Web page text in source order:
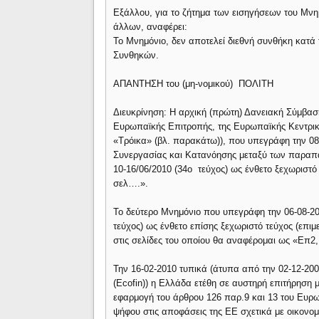
Εξάλλου, για το ζήτημα των εισηγήσεων του
άλλων, αναφέρει:
Το Μνημόνιο, δεν αποτελεί διεθνή συνθήκη κατά
Συνθηκών.
ΑΠΑΝΤΗΣΗ του (μη-νομικού) ΠΟΛΙΤΗ
Διευκρίνηση: Η αρχική (πρώτη) Δανειακή
Ευρωπαϊκής Επιτροπής, της Ευρωπαϊκής
«Τρόικα» (βλ. παρακάτω)), που υπεγράφη την
Συνεργασίας και Κατανόησης μεταξύ των
10-16/06/2010 (34ο τεύχος) ως ένθετο
σελ….».
Το δεύτερο Μνημόνιο που υπεγράφη την 06-08-
τεύχος) ως ένθετο επίσης ξεχωριστό τεύχος
στις σελίδες του οποίου θα αναφέρομαι ως
Την 16-02-2010 τυπικά (άτυπα από την 02-12-
(Εcofin)) η Ελλάδα ετέθη σε αυστηρή επιτήρηση
εφαρμογή του άρθρου 126 παρ.9 και 13 του
ψήφου στις αποφάσεις της ΕΕ σχετικά με